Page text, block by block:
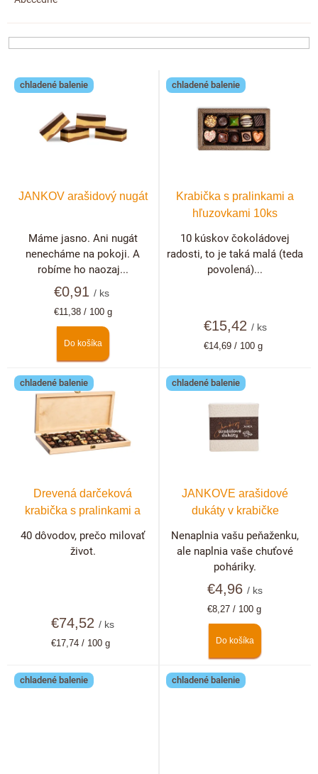
n
i
pV chladené balenie
JANKOV arašidový nugát
€0,91 / ks
Jednotková
€11,38 / 100 g
Do košíka
Máme jasno. Ani nugát
nenecháme na pokoji. A
robíme ho naozaj...
chladené balenie
Krabička s pralinkami a
hľuzovkami 10ks
€15,42 / ks
Jednotková
€14,69 / 100 g
10 kúskov čokoládovej
radosti, to je taká malá (teda
povolená)...
chladené balenie
Drevená darčeková
krabička s pralinkami a
€74,52/ ks
Jednotková
€17,74 / 100 g
40 dôvodov, prečo milovať
život.
chladené balenie
JANKOVE arašidové
dukáty v krabičke
€4,96/ ks
Jednotková
€8,27 / 100 g
Do košíka
Nenaplnia vašu peňaženku,
ale naplnia vaše chuťové
poháriky.
chladené balenie chladené balenie